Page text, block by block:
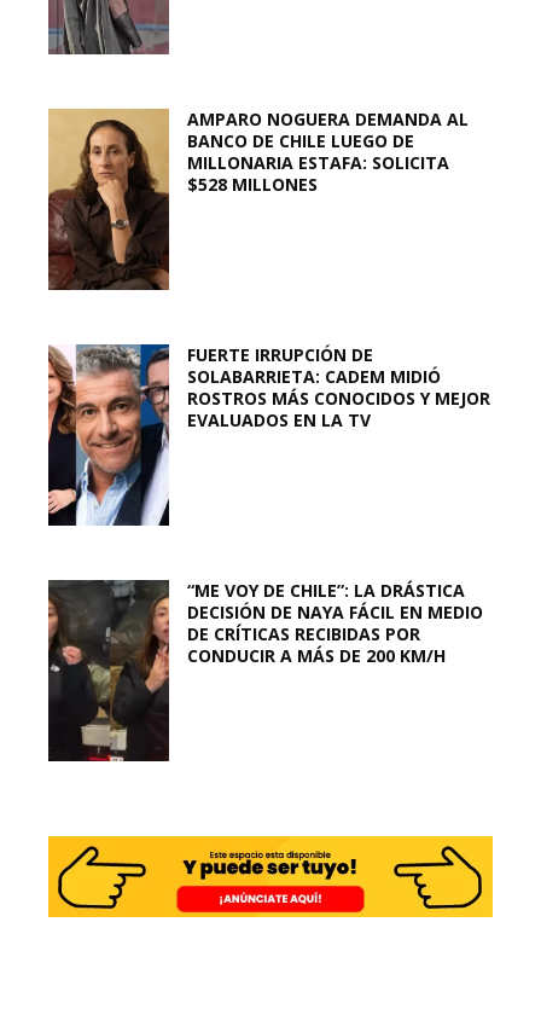
AMPARO NOGUERA DEMANDA AL
BANCO DE CHILE LUEGO DE
MILLONARIA ESTAFA: SOLICITA
$528 MILLONES
FUERTE IRRUPCIÓN DE
SOLABARRIETA: CADEM MIDIÓ
ROSTROS MÁS CONOCIDOS Y MEJOR
EVALUADOS EN LA TV
“ME VOY DE CHILE”: LA DRÁSTICA
DECISIÓN DE NAYA FÁCIL EN MEDIO
DE CRÍTICAS RECIBIDAS POR
CONDUCIR A MÁS DE 200 KM/H